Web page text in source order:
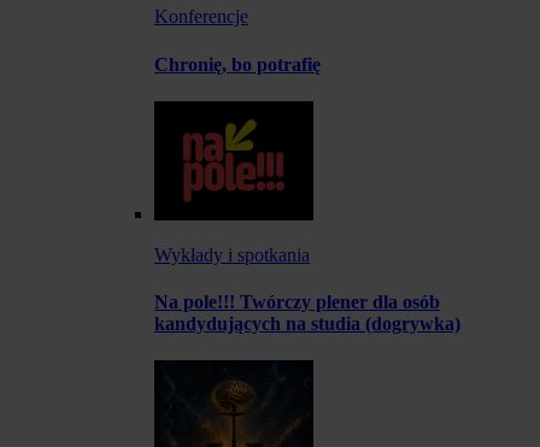
Konferencje
Chronię, bo potrafię
Wykłady i spotkania
Na pole!!! Twórczy plener dla osób
kandydujących na studia (dogrywka)